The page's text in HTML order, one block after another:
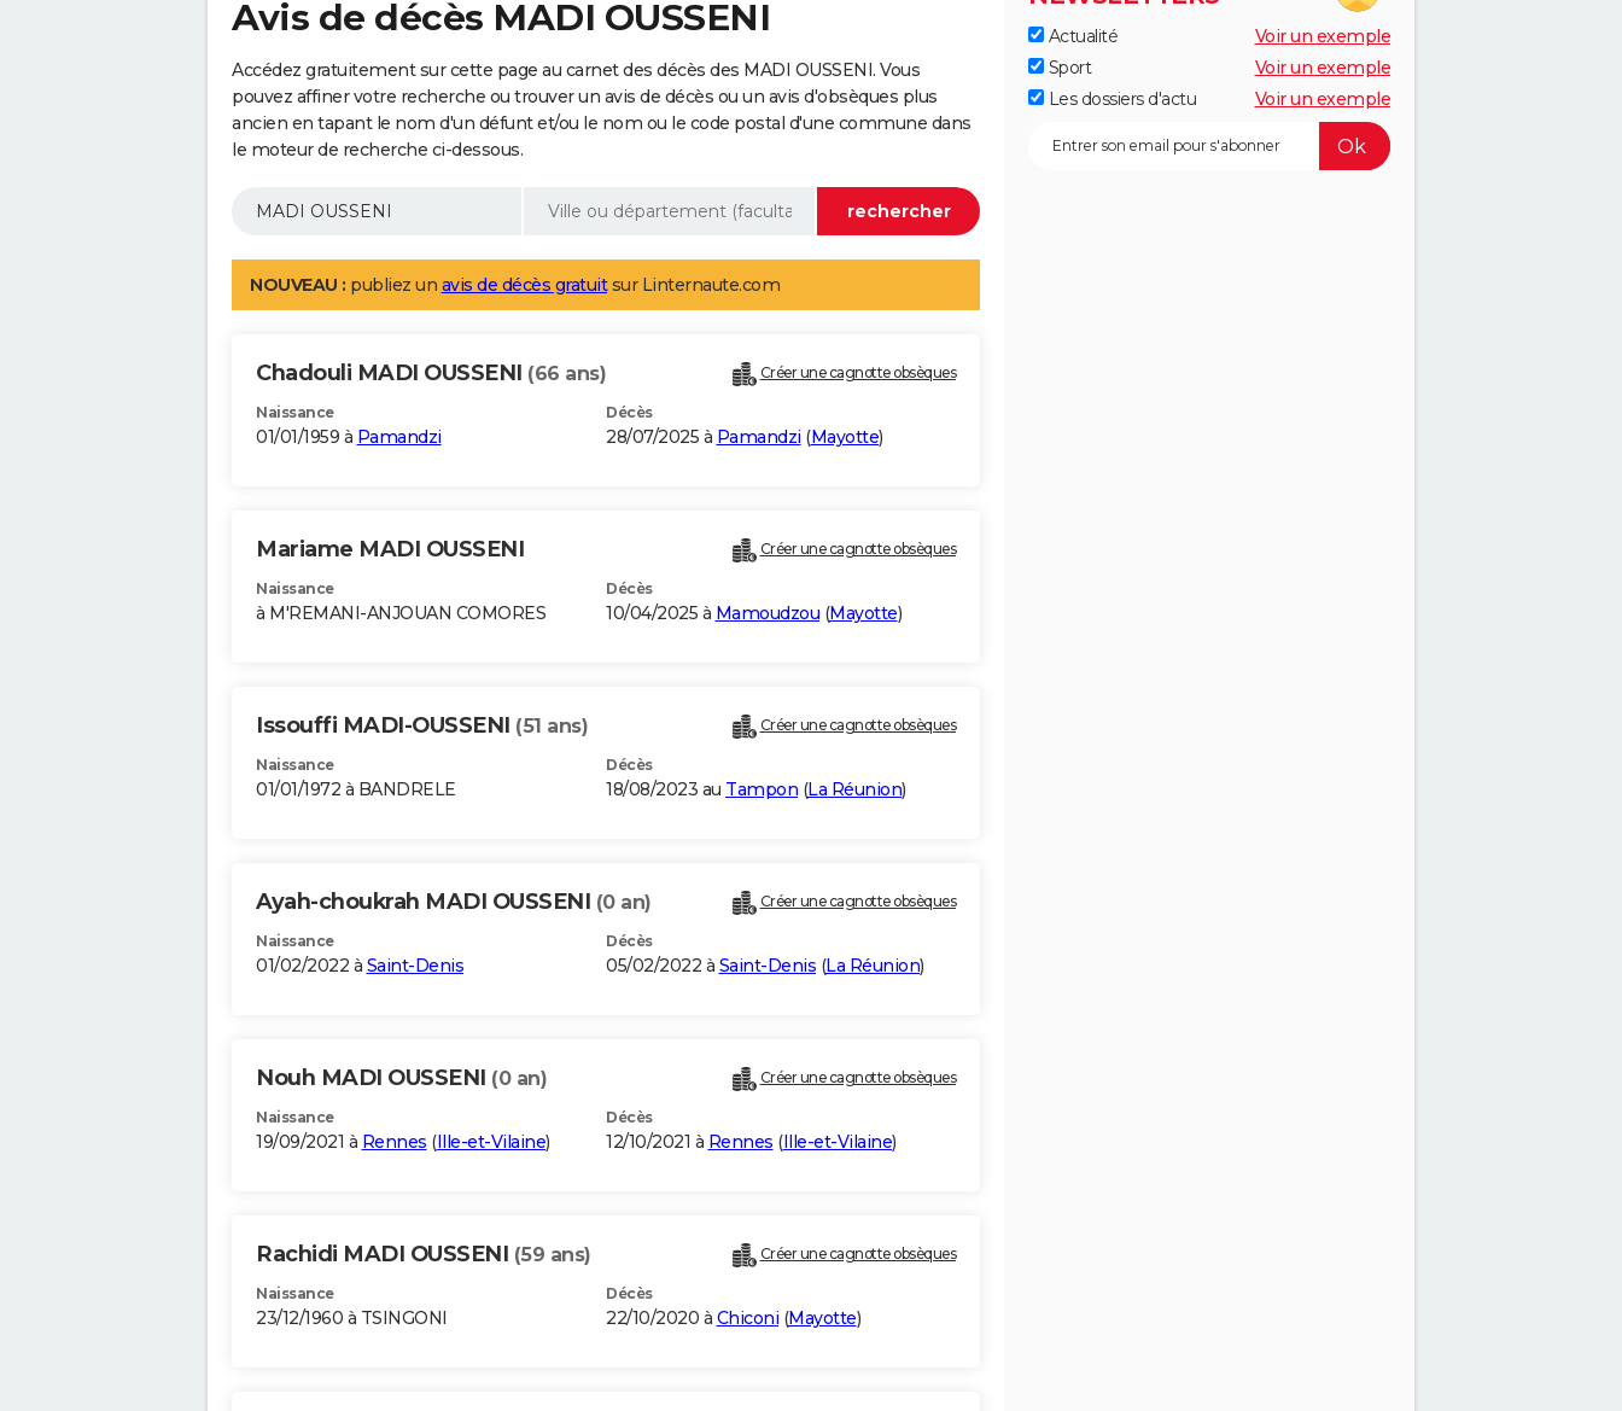
Avis de décès MADI OUSSENI
Accédez gratuitement sur cette page au carnet des décès des MADI OUSSENI. Vous
pouvez affiner votre recherche ou trouver un avis de décès ou un avis d'obsèques plus
ancien en tapant le nom d'un défunt et/ou le nom ou le code postal d'une commune dans
le moteur de recherche ci-dessous.
NOUVEAU : publiez un avis de décès gratuitsur Linternaute.com
Chadouli MADI OUSSENI (66 ans) Créer une cagnotte obsèques
Naissance
01/01/1959 à Pamandzi
Décès
28/07/2025 à Pamandzi (Mayotte)
Mariame MADI OUSSENI Créer une cagnotte obsèques
Naissance
à M'REMANI-ANJOUAN COMORES
Décès
10/04/2025 à Mamoudzou (Mayotte)
Issouffi MADI-OUSSENI (51 ans) Créer une cagnotte obsèques
Naissance
01/01/1972 à BANDRELE
Décès
18/08/2023 au Tampon (La Réunion)
Ayah-choukrah MADI OUSSENI (0 an) Créer une cagnotte obsèques
Naissance
01/02/2022 à Saint-Denis
Décès
05/02/2022 à Saint-Denis (La Réunion)
Nouh MADI OUSSENI (0 an) Créer une cagnotte obsèques
Naissance
19/09/2021 à Rennes (Ille-et-Vilaine)
Décès
12/10/2021 à Rennes (Ille-et-Vilaine)
Rachidi MADI OUSSENI (59 ans) Créer une cagnotte obsèques
Naissance
23/12/1960 à TSINGONI
Décès
22/10/2020 à Chiconi (Mayotte)
Actualité
Voir un exemple
Sport
Voir un exemple
Les dossiers d'actu
Voir un exemple